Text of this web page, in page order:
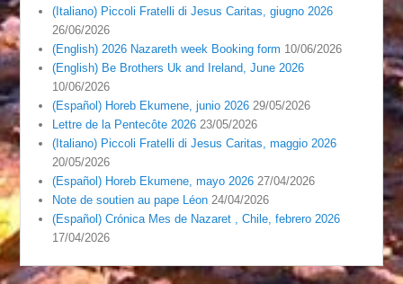
(Italiano) Piccoli Fratelli di Jesus Caritas, giugno 2026
26/06/2026
(English) 2026 Nazareth week Booking form 10/06/2026
(English) Be Brothers Uk and Ireland, June 2026
10/06/2026
(Español) Horeb Ekumene, junio 2026 29/05/2026
Lettre de la Pentecôte 2026 23/05/2026
(Italiano) Piccoli Fratelli di Jesus Caritas, maggio 2026
20/05/2026
(Español) Horeb Ekumene, mayo 2026 27/04/2026
Note de soutien au pape Léon 24/04/2026
(Español) Crónica Mes de Nazaret , Chile, febrero 2026
17/04/2026